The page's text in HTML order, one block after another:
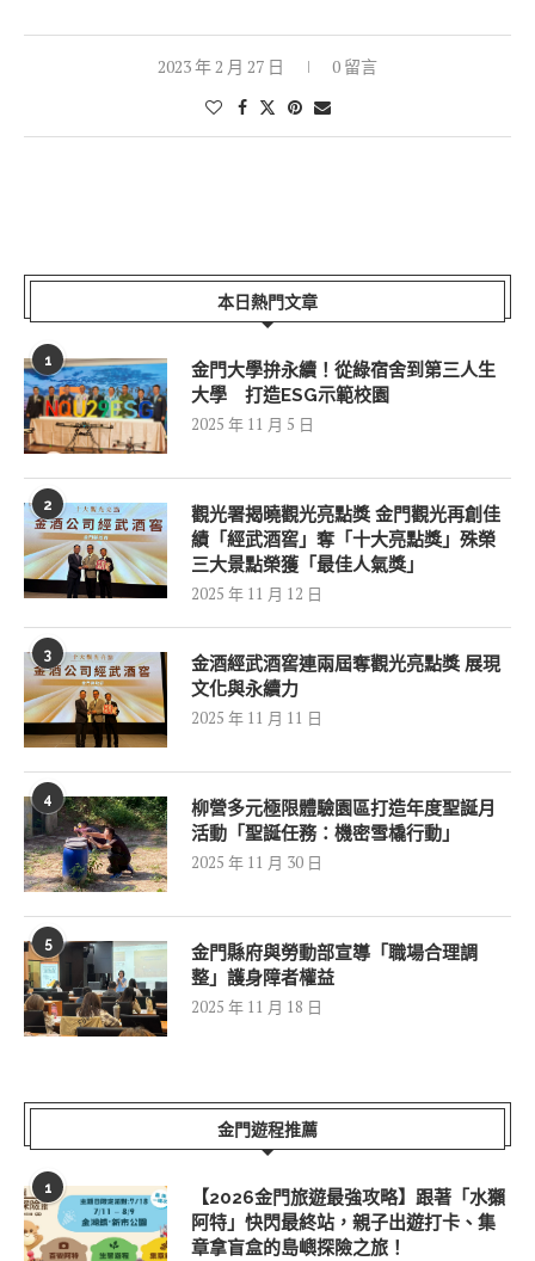
2023 年 2 月 27 日 0 留言
本日熱門文章
1
金門大學拚永續！從綠宿舍到第三人生
大學 打造ESG示範校園
2025 年 11 月 5 日
2
觀光署揭曉觀光亮點獎 金門觀光再創佳
績「經武酒窖」奪「十大亮點獎」殊榮
三大景點榮獲「最佳人氣獎」
2025 年 11 月 12 日
3
金酒經武酒窖連兩屆奪觀光亮點獎 展現
文化與永續力
2025 年 11 月 11 日
4
柳營多元極限體驗園區打造年度聖誕月
活動「聖誕任務：機密雪橇行動」
2025 年 11 月 30 日
5
金門縣府與勞動部宣導「職場合理調
整」護身障者權益
2025 年 11 月 18 日
金門遊程推薦
1
【2026金門旅遊最強攻略】跟著「水獺
阿特」快閃最終站，親子出遊打卡、集
章拿盲盒的島嶼探險之旅！